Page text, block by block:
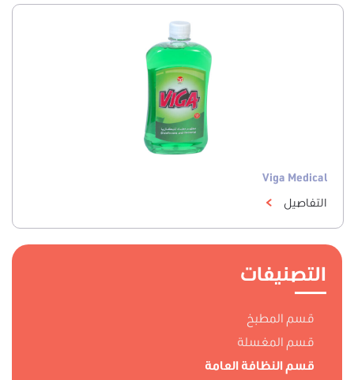
Viga Medical
التفاصيل
التصنيفات
قسم المطبخ
قسم المغسلة
قسم النظافة العامة